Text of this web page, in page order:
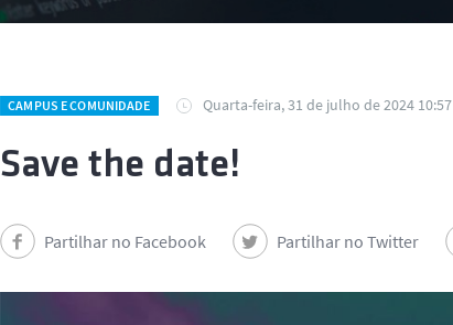
CAMPUS E COMUNIDADE Quarta-feira, 31 de julho de 2024 10:57
Save the date!
Partilhar no Facebook Partilhar no Twitter